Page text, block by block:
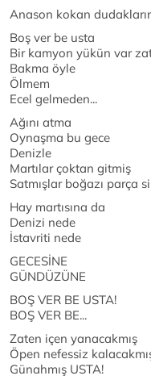
Anason kokan
Boş ver be usta
Bir kamyon yükün var
Bakma öyle
Ölmem
Ecel gelmeden...
Ağını atma
Oynaşma bu gece
Denizle
Martılar çoktan gitmiş
Satmışlar boğazı parça
Hay martısına da
Denizi nede
İstavriti nede
GECESİNE
GÜNDÜZÜNE
BOŞ VER BE USTA!
BOŞ VER BE...
Zaten içen yanacakmış
Öpen nefessiz
Günahmış USTA!